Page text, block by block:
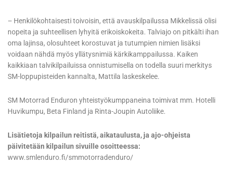
– Henkilökohtaisesti toivoisin, että avauskilpailussa Mikkelissä olisi
nopeita ja suhteellisen lyhyitä erikoiskokeita. Talviajo on pitkälti ihan
oma lajinsa, olosuhteet korostuvat ja tutumpien nimien lisäksi
voidaan nähdä myös yllätysnimiä kärkikamppailussa. Kaiken
kaikkiaan talvikilpailuissa onnistumisella on todella suuri merkitys
SM-loppupisteiden kannalta, Mattila laskeskelee.
SM Motorrad Enduron yhteistyökumppaneina toimivat mm. Hotelli
Huvikumpu, Beta Finland ja Rinta-Joupin Autoliike.
Lisätietoja kilpailun reitistä, aikataulusta, ja ajo-ohjeista
päivitetään kilpailun sivuille osoitteessa:
www.smlenduro.fi/smmotorradenduro/